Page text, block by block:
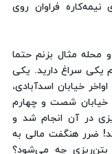
فراوان روی
محله مثال بزنم حتما
یكی سراغ دارید. یكی
خیابان اسدآبادی،
خیابان شصت و چهارم
در آن انجام شد و
ضرر هنگفت مالی به
چه می‌شود؟